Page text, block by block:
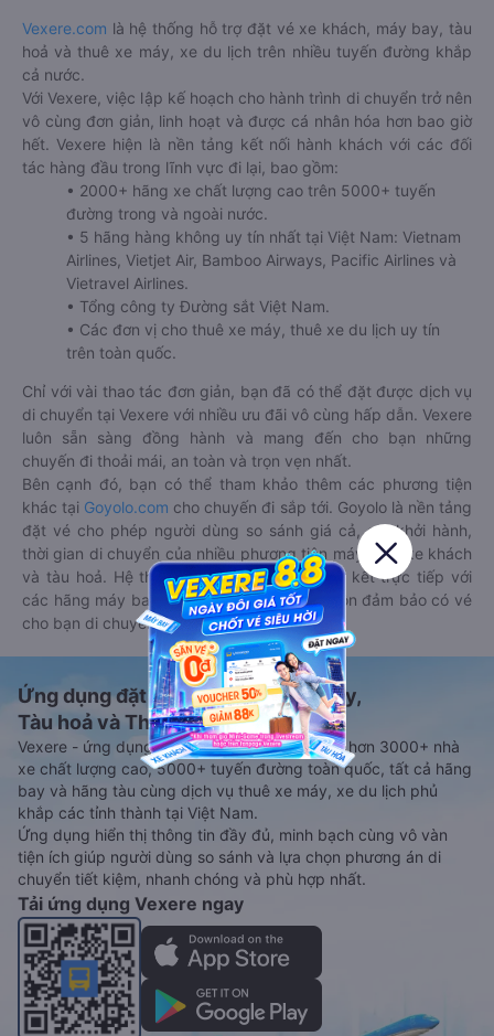
Vexere.com là hệ thống hỗ trợ đặt vé xe khách, máy bay, tàu
hoả và thuê xe máy, xe du lịch trên nhiều tuyến đường khắp
cả nước.
Với Vexere, việc lập kế hoạch cho hành trình di chuyển trở nên
vô cùng đơn giản, linh hoạt và được cá nhân hóa hơn bao giờ
hết. Vexere hiện là nền tảng kết nối hành khách với các đối
tác hàng đầu trong lĩnh vực đi lại, bao gồm:
• 2000+ hãng xe chất lượng cao trên 5000+ tuyến
đường trong và ngoài nước.
• 5 hãng hàng không uy tín nhất tại Việt Nam: Vietnam
Airlines, Vietjet Air, Bamboo Airways, Pacific Airlines và
Vietravel Airlines.
• Tổng công ty Đường sắt Việt Nam.
• Các đơn vị cho thuê xe máy, thuê xe du lịch uy tín
trên toàn quốc.
Chỉ với vài thao tác đơn giản, bạn đã có thể đặt được dịch vụ
di chuyển tại Vexere với nhiều ưu đãi vô cùng hấp dẫn. Vexere
luôn sẵn sàng đồng hành và mang đến cho bạn những
chuyến đi thoải mái, an toàn và trọn vẹn nhất.
Bên cạnh đó, bạn có thể tham khảo thêm các phương tiện
khác tại Goyolo.com cho chuyến đi sắp tới. Goyolo là nền tảng
đặt vé cho phép người dùng so sánh giá cả, giờ khởi hành,
thời gian di chuyển của nhiều phương tiện máy bay, xe khách
và tàu hoả. Hệ thống của Goyolo được liên kết trực tiếp với
các hãng máy bay, xe khách và tàu hoả, luôn đảm bảo có vé
cho bạn di chuyển.
Ứng dụng đặt vé Xe khách, Máy bay,
Tàu hoả và Thuê xe
Vexere - ứng dụng đặt vé đa phương tiện với hơn 3000+ nhà
xe chất lượng cao, 5000+ tuyến đường toàn quốc, tất cả hãng
bay và hãng tàu cùng dịch vụ thuê xe máy, xe du lịch phủ
khắp các tỉnh thành tại Việt Nam.
Ứng dụng hiển thị thông tin đầy đủ, minh bạch cùng vô vàn
tiện ích giúp người dùng so sánh và lựa chọn phương án di
chuyển tiết kiệm, nhanh chóng và phù hợp nhất.
Tải ứng dụng Vexere ngay